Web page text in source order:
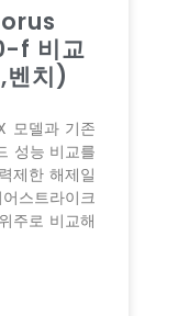
f 비교
벤치)
모델과 기존
성능 비교를
제한 해제일
스트라이크
주로 비교해